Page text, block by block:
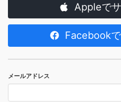
Appleで
Facebook
メールアドレス